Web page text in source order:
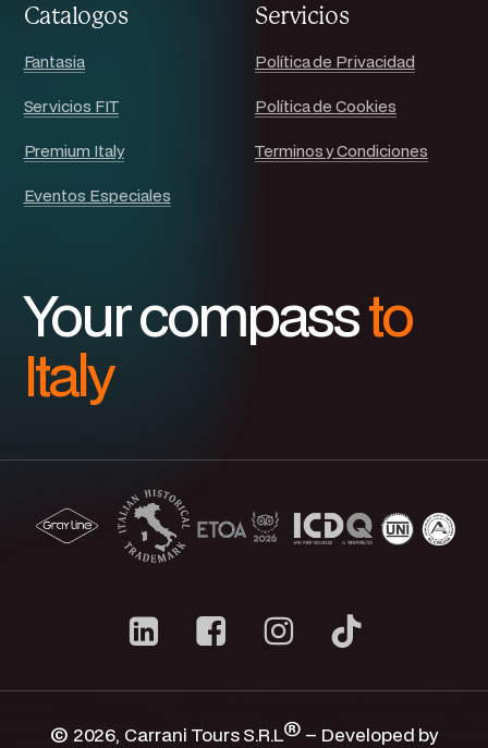
Catalogos
Fantasia
Servicios FIT
Premium Italy
Eventos Especiales
Servicios
Política de Privacidad
Política de Cookies
Terminos y Condiciones
Your compassto
Italy
© 2026, Carrani Tours S.R.L® – Developed by